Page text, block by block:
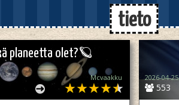
tieto
planeetta olet?🪐
Mcvaakku
553
2026-04-25